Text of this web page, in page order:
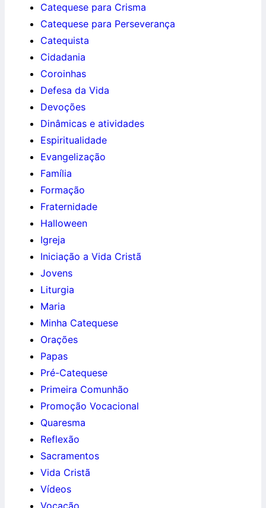
Catequese para Crisma
Catequese para Perseverança
Catequista
Cidadania
Coroinhas
Defesa da Vida
Devoções
Dinâmicas e atividades
Espiritualidade
Evangelização
Família
Formação
Fraternidade
Halloween
Igreja
Iniciação a Vida Cristã
Jovens
Liturgia
Maria
Minha Catequese
Orações
Papas
Pré-Catequese
Primeira Comunhão
Promoção Vocacional
Quaresma
Reflexão
Sacramentos
Vida Cristã
Vídeos